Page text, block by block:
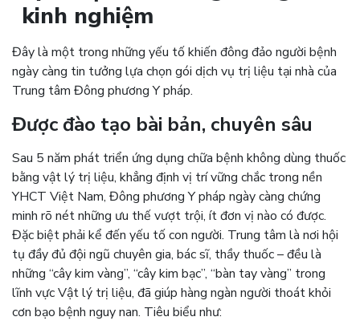
kinh nghiệm
Đây là một trong những yếu tố khiến đông đảo người bệnh
ngày càng tin tưởng lựa chọn gói dịch vụ trị liệu tại nhà của
Trung tâm Đông phương Y pháp.
Được đào tạo bài bản, chuyên sâu
Sau 5 năm phát triển ứng dụng chữa bệnh không dùng thuốc
bằng vật lý trị liệu, khẳng định vị trí vững chắc trong nền
YHCT Việt Nam, Đông phương Y pháp ngày càng chứng
minh rõ nét những ưu thế vượt trội, ít đơn vị nào có được.
Đặc biệt phải kể đến yếu tố con người. Trung tâm là nơi hội
tụ đầy đủ đội ngũ chuyên gia, bác sĩ, thầy thuốc – đều là
những “cây kim vàng”, “cây kim bạc”, “bàn tay vàng” trong
lĩnh vực Vật lý trị liệu, đã giúp hàng ngàn người thoát khỏi
cơn bạo bệnh nguy nan. Tiêu biểu như: